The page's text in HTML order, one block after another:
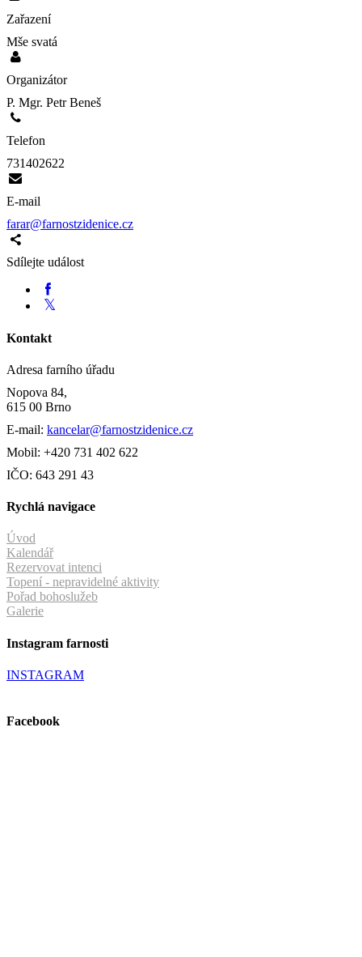
Zařazení
Mše svatá
Organizátor
P. Mgr. Petr Beneš
Telefon
731402622
E-mail
farar@farnostzidenice.cz
Sdílejte událost
Kontakt
Adresa farního úřadu
Nopova 84,
615 00 Brno
E-mail: kancelar@farnostzidenice.cz
Mobil: +420 731 402 622
IČO: 643 291 43
Rychlá navigace
Úvod
Kalendář
Rezervovat intenci
Topení - nepravidelné aktivity
Pořad bohoslužeb
Galerie
Instagram farnosti
INSTAGRAM
Facebook